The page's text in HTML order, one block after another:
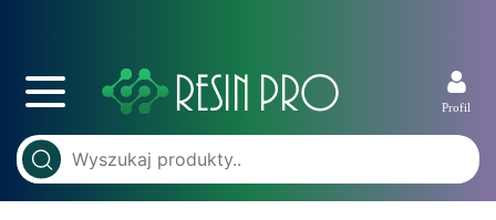
Profil